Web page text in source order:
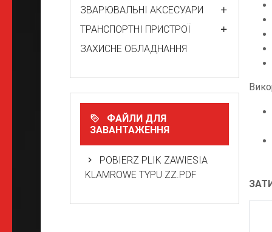
ЗВАРЮВАЛЬНІ АКСЕСУАРИ
ТРАНСПОРТНІ ПРИСТРОЇ
ЗАХИСНЕ ОБЛАДНАННЯ
ФАЙЛИ ДЛЯ
ЗАВАНТАЖЕННЯ
POBIERZ PLIK ZAWIESIA
KLAMROWE TYPU ZZ.PDF